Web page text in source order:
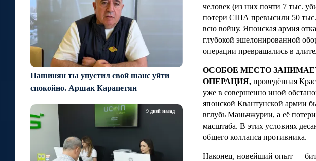
Пашинян ты упустил свой шанс уйти
спокойно. Аршак Карапетян
9 дней назад
человек (из них почти 7 тыс.
потери США превысили 50 тыс.
всю войну. Японская армия
глубокой эшелонированной
операции превращались в
ОСОБОЕ МЕСТО
ОПЕРАЦИЯ, проведённая
уже в совершенно иной
японской Квантунской армии
вглубь Маньчжурии, а её
масштаба. В этих условиях
общего коллапса противника.
Наконец, новейший опыт —